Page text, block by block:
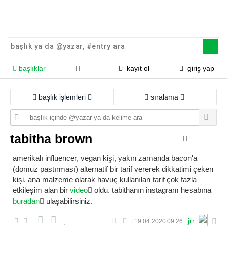
başlıklar kayıt ol giriş yap
başlık işlemleri sıralama
tabitha brown
amerikalı influencer, vegan kişi, yakın zamanda bacon'a
(domuz pastırması) alternatif bir tarif vererek dikkatimi çeken
kişi. ana malzeme olarak havuç kullanılan tarif çok fazla
etkileşim alan bir video
oldu. tabithanın instagram hesabına
buradan
ulaşabilirsiniz.
19.04.2020 09:26 jrr